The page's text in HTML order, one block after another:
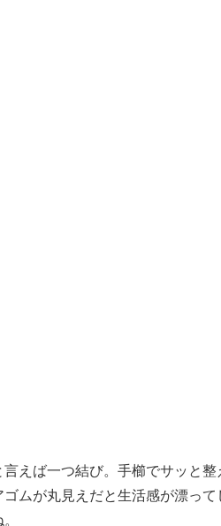
言えば一つ結び。手櫛でサッと整
ゴムが丸見えだと生活感が漂っ